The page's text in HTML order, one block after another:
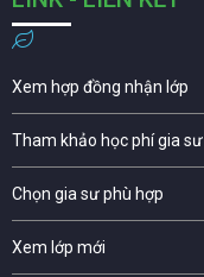
Xem hợp đồng nhận lớp
Tham khảo học phí gia sư
Chọn gia sư phù hợp
Xem lớp mới